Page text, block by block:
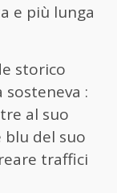
e più lunga
storico
:
al suo
del suo
traffici